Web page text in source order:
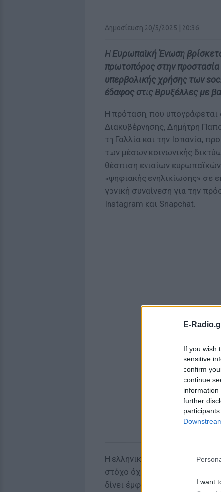
E-
If you wish
sensitive
confirm
continue
information
further
I want
Δημοσίευση 20/5/2025 | 20:36
Η Ευρωπαϊκή Ένωση
πρωτοπόρος στην προστασία
υπερβολικής χρήσης των
έδαφος στις Βρυξέλλες με
Η πρόταση, που υπογράφεται
Διακυβέρνησης, Δημήτρη
τη Γαλλία και την Ισπανία,
των μέσων κοινωνικής
θέσπιση ενιαίων
«ψηφιακής ενηλικίωσης» σε
γονική συναίνεση για την
Instagram και Snapchat.
Η ελληνική πλευρά, όπως
στόχο όχι την πλήρη
δίνει έμφαση στην